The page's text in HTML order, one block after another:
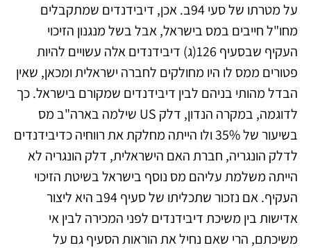
על מטרתו של סעי 94ב. אכן, דיבידנדים שמתקבלים
מחו"ל חייבים במס בישראל, אבל בשל מנגנון הזיכוי
העקיף שבסעיף 126(ג) דיבידנדים אלה עשויים להיות
פטורים ממס לו היו מחולקים לחברה ישראלית ומכאן, שאין
הבדל מהותי בניהם לבין דיבידנדים שמקורם בישראל. כך
לדוגמה, במקרה הנדון, דלק US שילמה בארה"ב מס
בשיעור של 35% ולו הייתה מחלקת את רווחיה כדיבידנדים
לדלק הונגריה, חברת האם הישראלית, דלק הונגריה לא
הייתה משלמת עליהם מס נוסף בישראל בשיטת הזיכוי
העקיף. אם נזכור שתכליתו של סעיף 94ב היא ליצור
אדישות בין משיכת דיבידנדים לפני המכירה לבין אי
משיכתם, הרי שאם נחיל את הוראות הסעיף גם על